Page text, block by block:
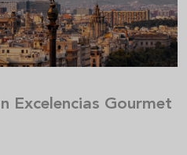
Excelencias Gourmet